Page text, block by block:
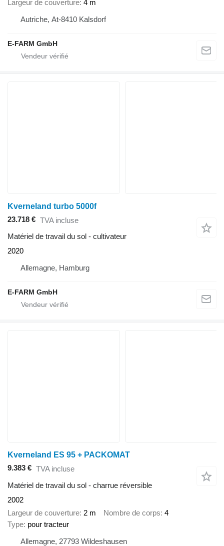
Largeur de couverture 4 m
Autriche, At-8410 Kalsdorf
E-FARM GmbH
Kverneland turbo 5000f
23.718 € TVA incluse
Matériel de travail du sol - cultivateur
2020
Allemagne, Hamburg
E-FARM GmbH
Kverneland ES 95 + PACKOMAT
9.383 € TVA incluse
Matériel de travail du sol - charrue réversible
2002
Largeur de couverture 2 m Nombre de corps 4
Type pour tracteur
Allemagne, 27793 Wildeshausen